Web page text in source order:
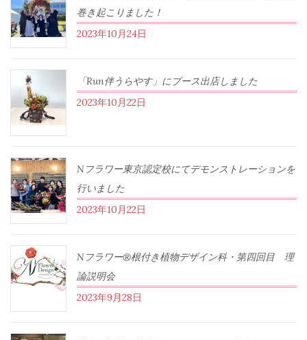
巻き起こりました！
2023年10月24日
「Run伴うらやす」にブース出店しました
2023年10月22日
Nフラワー東京認定校にてデモンストレーションを
行いました
2023年10月22日
Nフラワー®根付き植物デザイン科・第四回目 理
論説明会
2023年9月28日